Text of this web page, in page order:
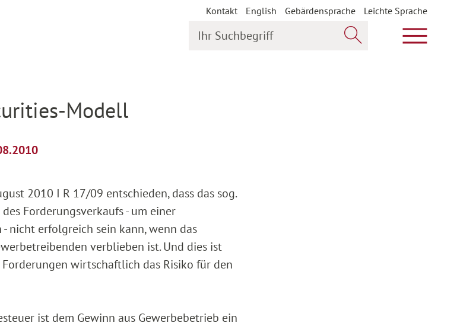
Kontakt English Gebärdensprache
Leichte Sprache
Hauptmenü
Modell
2010 I R 17/09 entschieden, dass das sog.
Forderungsverkaufs - um einer
nicht erfolgreich sein kann, wenn das
verblieben ist. Und dies ist
wirtschaftlich das Risiko für den
ist dem Gewinn aus Gewerbebetrieb ein